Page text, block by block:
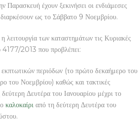
έχουν ξεκινήσει οι ενδιάμεσες
διαρκέσουν ως το Σάββατο 9 Νοεμβρίου.
λειτουργία των καταστημάτων τις Κυριακές
4177/2013 που προβλέπει:
περιόδων (το πρώτο δεκαήμερο του
του Νοεμβρίου) καθώς και τακτικές
Δευτέρα του Ιανουαρίου μέχρι το
καλοκαίρι από τη δεύτερη Δευτέρα του